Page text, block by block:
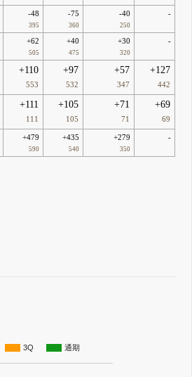
-48
395
-75
360
-40
250
-
+62
505
+40
475
+30
320
-
+110
553
+97
532
+57
347
+127
442
+111
111
+105
105
+71
71
+69
69
+479
590
+435
540
+279
350
-
3Q
通期